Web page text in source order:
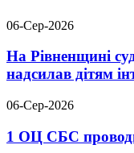
06-Сер-2026
На Рівненщині
надсилав дітям
06-Сер-2026
1 ОЦ СБС